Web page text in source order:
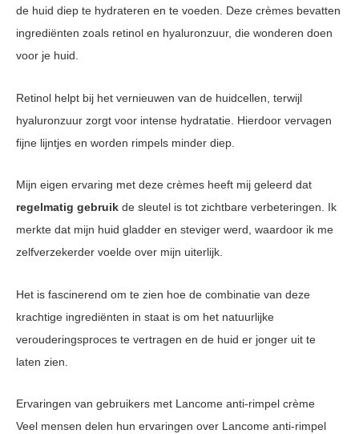
de huid diep te hydrateren en te voeden. Deze crèmes bevatten
ingrediënten zoals retinol en hyaluronzuur, die wonderen doen
voor je huid.
Retinol helpt bij het vernieuwen van de huidcellen, terwijl
hyaluronzuur zorgt voor intense hydratatie. Hierdoor vervagen
fijne lijntjes en worden rimpels minder diep.
Mijn eigen ervaring met deze crèmes heeft mij geleerd dat
regelmatig gebruik de sleutel is tot zichtbare verbeteringen. Ik
merkte dat mijn huid gladder en steviger werd, waardoor ik me
zelfverzekerder voelde over mijn uiterlijk.
Het is fascinerend om te zien hoe de combinatie van deze
krachtige ingrediënten in staat is om het natuurlijke
verouderingsproces te vertragen en de huid er jonger uit te
laten zien.
Ervaringen van gebruikers met Lancome anti-rimpel crème
Veel mensen delen hun ervaringen over Lancome anti-rimpel